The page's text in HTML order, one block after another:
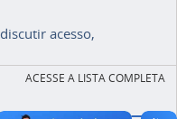
acesso,
ACESSE A LISTA COMPLETA